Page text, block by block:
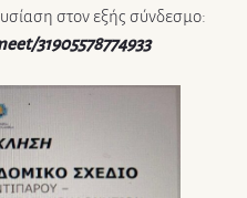
στον εξής σύνδεσμο:
31905578774933